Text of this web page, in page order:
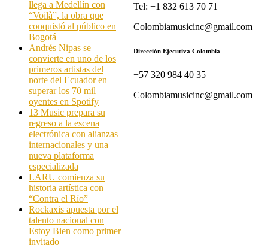
llega a Medellín con
“Voilà”, la obra que
conquistó al público en
Bogotá
Andrés Nipas se
convierte en uno de los
primeros artistas del
norte del Ecuador en
superar los 70 mil
oyentes en Spotify
13 Music prepara su
regreso a la escena
electrónica con alianzas
internacionales y una
nueva plataforma
especializada
LARU comienza su
historia artística con
“Contra el Río”
Rockaxis apuesta por el
talento nacional con
Estoy Bien como primer
invitado
Tel: +1 832 613 70 71
Colombiamusicinc@gmail.com
Dirección Ejecutiva Colombia
+57 320 984 40 35
Colombiamusicinc@gmail.com